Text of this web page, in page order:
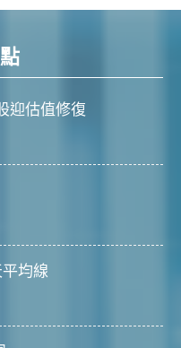
迎估值修復
均線